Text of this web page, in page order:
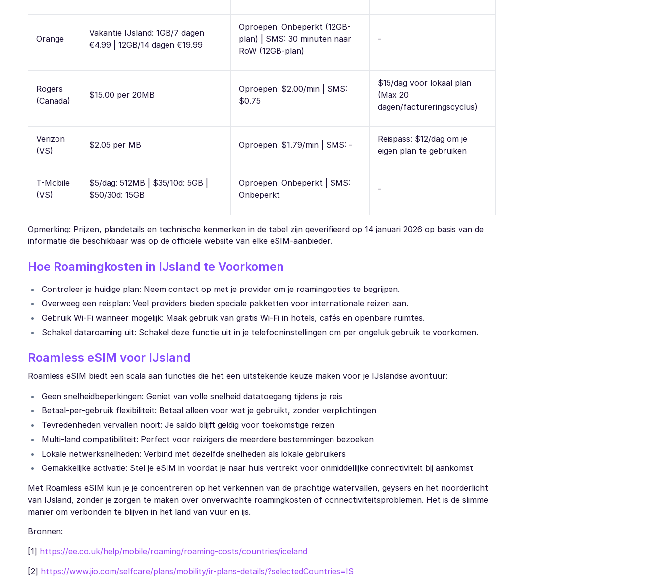
Orange
Vakantie IJsland: 1GB/7 dagen
€4.99 | 12GB/14 dagen €19.99
Oproepen: Onbeperkt (12GB-
plan) | SMS: 30 minuten naar
RoW (12GB-plan)
-
Rogers
(Canada)
$15.00 per 20MB
Oproepen: $2.00/min | SMS:
$0.75
$15/dag voor lokaal plan
(Max 20
dagen/factureringscyclus)
Verizon
(VS)
$2.05 per MB Oproepen: $1.79/min | SMS: -
Reispass: $12/dag om je
eigen plan te gebruiken
T-Mobile
(VS)
$5/dag: 512MB | $35/10d: 5GB |
$50/30d: 15GB
Oproepen: Onbeperkt | SMS:
Onbeperkt
-
Opmerking: Prijzen, plandetails en technische kenmerken in de tabel zijn geverifieerd op 14 januari 2026 op basis van de
informatie die beschikbaar was op de officiële website van elke eSIM-aanbieder.
Hoe Roamingkosten in IJsland te Voorkomen
Controleer je huidige plan: Neem contact op met je provider om je roamingopties te begrijpen.
Overweeg een reisplan: Veel providers bieden speciale pakketten voor internationale reizen aan.
Gebruik Wi-Fi wanneer mogelijk: Maak gebruik van gratis Wi-Fi in hotels, cafés en openbare ruimtes.
Schakel dataroaming uit: Schakel deze functie uit in je telefooninstellingen om per ongeluk gebruik te voorkomen.
Roamless eSIM voor IJsland
Roamless eSIM biedt een scala aan functies die het een uitstekende keuze maken voor je IJslandse avontuur:
Geen snelheidbeperkingen: Geniet van volle snelheid datatoegang tijdens je reis
Betaal-per-gebruik flexibiliteit: Betaal alleen voor wat je gebruikt, zonder verplichtingen
Tevredenheden vervallen nooit: Je saldo blijft geldig voor toekomstige reizen
Multi-land compatibiliteit: Perfect voor reizigers die meerdere bestemmingen bezoeken
Lokale netwerksnelheden: Verbind met dezelfde snelheden als lokale gebruikers
Gemakkelijke activatie: Stel je eSIM in voordat je naar huis vertrekt voor onmiddellijke connectiviteit bij aankomst
Met Roamless eSIM kun je je concentreren op het verkennen van de prachtige watervallen, geysers en het noorderlicht
van IJsland, zonder je zorgen te maken over onverwachte roamingkosten of connectiviteitsproblemen. Het is de slimme
manier om verbonden te blijven in het land van vuur en ijs.
Bronnen:
[1] https://ee.co.uk/help/mobile/roaming/roaming-costs/countries/iceland
[2] https://www.jio.com/selfcare/plans/mobility/ir-plans-details/?selectedCountries=IS